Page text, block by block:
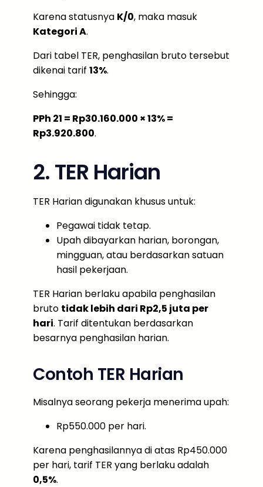
Karena statusnya K/0, maka masuk
Kategori A.
Dari tabel TER, penghasilan bruto tersebut
dikenai tarif 13%.
Sehingga:
PPh 21 = Rp30.160.000 × 13% =
Rp3.920.800.
2. TER Harian
TER Harian digunakan khusus untuk:
Pegawai tidak tetap.
Upah dibayarkan harian, borongan,
mingguan, atau berdasarkan satuan
hasil pekerjaan.
TER Harian berlaku apabila penghasilan
bruto tidak lebih dari Rp2,5 juta per
hari. Tarif ditentukan berdasarkan
besarnya penghasilan harian.
Contoh TER Harian
Misalnya seorang pekerja menerima upah:
Rp550.000 per hari.
Karena penghasilannya di atas Rp450.000
per hari, tarif TER yang berlaku adalah
0,5%.